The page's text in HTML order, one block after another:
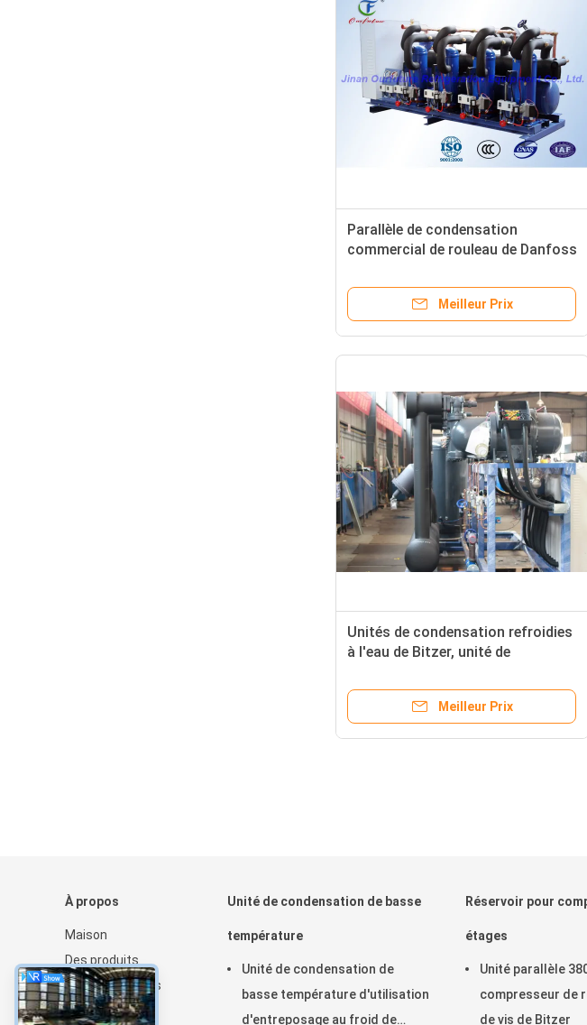
Parallèle de condensation
commercial de rouleau de Danfoss
nourriture
Meilleur Prix
Unités de condensation refroidies
à l'eau de Bitzer, unité de
Meilleur Prix
À propos
Maison
Des produits
Au sujet de nous
Nouvelles
Unité de condensation de basse
température
Unité de condensation de
basse température d'utilisation
d'entreposage au froid de
Réservoir pour
étages
Unité parallèle
compresseur de
de vis de Bitzer